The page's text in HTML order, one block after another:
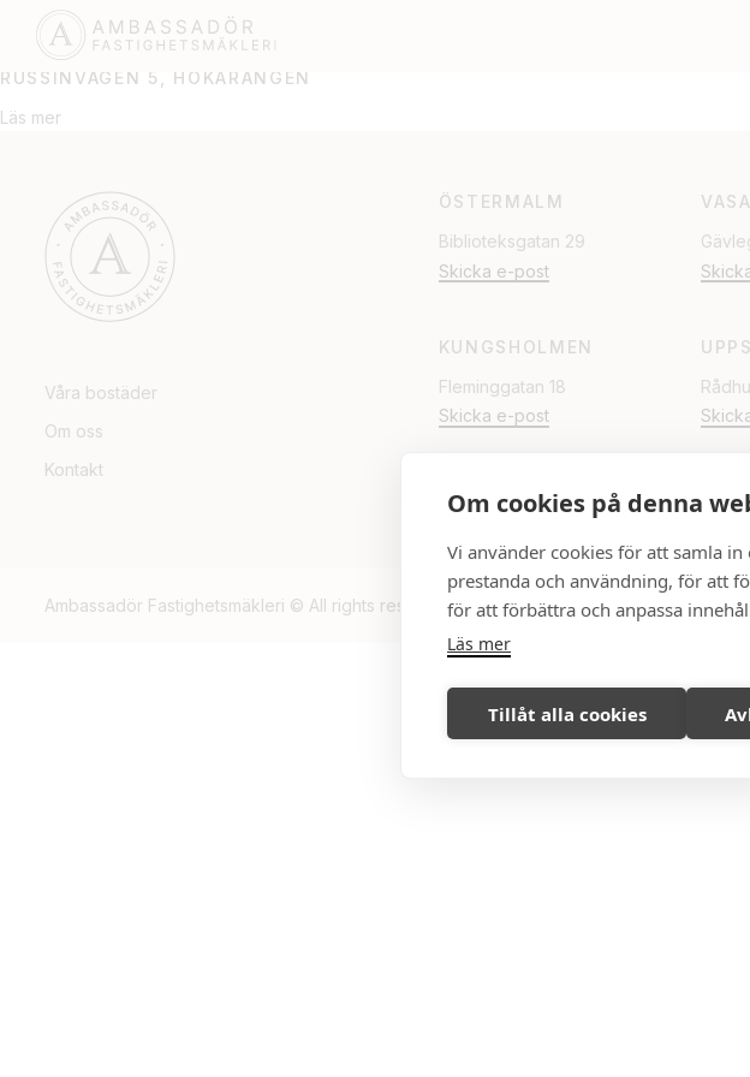
Om cookies på denna
Vi använder cookies för att samla
prestanda och användning, för att
för att förbättra och anpassa
Läs mer
Tillåt alla cookies
FARSTA
RUSSINVÄGEN 5, HÖKARÄNGEN
Läs mer
Våra bostäder
Om oss
Kontakt
ÖSTERMALM
Biblioteksgatan 29
Skicka e-post
KUNGSHOLMEN
Fleminggatan 18
Skicka e-post
Ambassadör Fastighetsmäkleri © All rights reserved, 2026.